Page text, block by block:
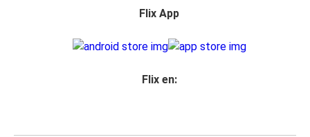
Flix App
Flix en: